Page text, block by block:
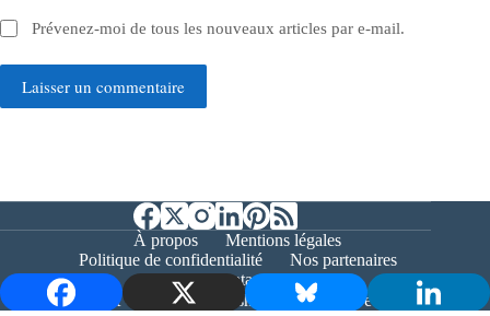
Prévenez-moi de tous les nouveaux articles par e-mail.
Laisser un commentaire
À propos
Mentions légales
Politique de confidentialité
Nos partenaires
Contact
Copyright © 2026 - Bernieshoot.fr Journal Web